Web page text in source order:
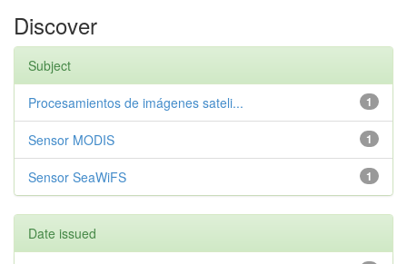
Discover
Subject
1
Procesamientos de imágenes sateli...
1
Sensor MODIS
1
Sensor SeaWiFS
Date issued